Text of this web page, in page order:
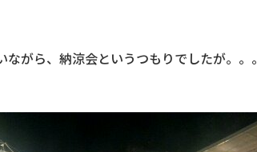
ながら、納涼会というつもりでしたが。。。